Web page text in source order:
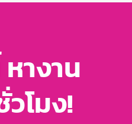
างาน
โมง!